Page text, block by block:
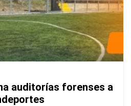
auditorías forenses a